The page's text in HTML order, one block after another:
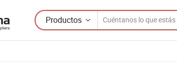
Productos